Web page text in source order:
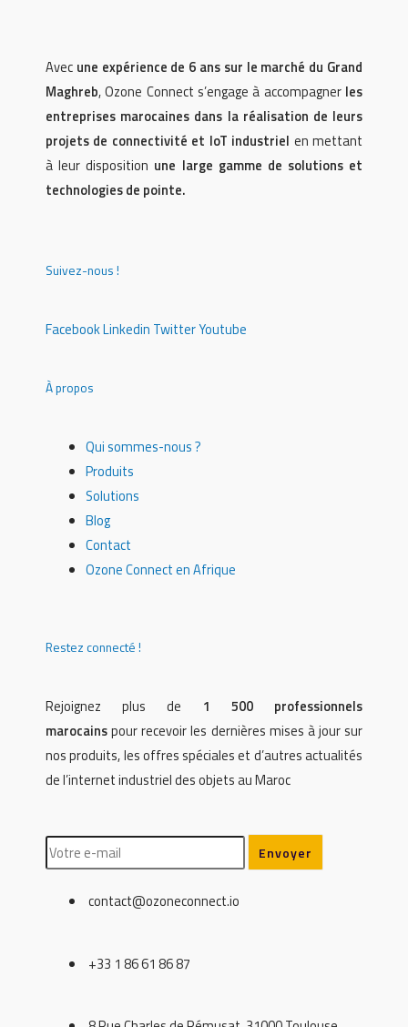
Avec une expérience de 6 ans sur le marché du Grand
Maghreb, Ozone Connect s’engage à accompagner les
entreprises marocaines dans la réalisation de leurs
projets de connectivité et IoT industriel en mettant
à leur disposition une large gamme de solutions et
technologies de pointe.
Suivez-nous !
FacebookLinkedin TwitterYoutube
À propos
Qui sommes-nous ?
Produits
Solutions
Blog
Contact
Ozone Connect en Afrique
Restez connecté !
Rejoignez plus de 1 500 professionnels
marocainspour recevoir les dernières mises à jour sur
nos produits, les offres spéciales et d’autres actualités
de l’internet industriel des objets au Maroc
contact@ozoneconnect.io
+33 1 86 61 86 87